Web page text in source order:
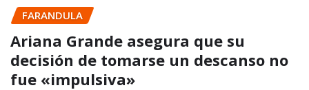
FARANDULA
Ariana Grande asegura que su
decisión de tomarse un descanso no
fue «impulsiva»